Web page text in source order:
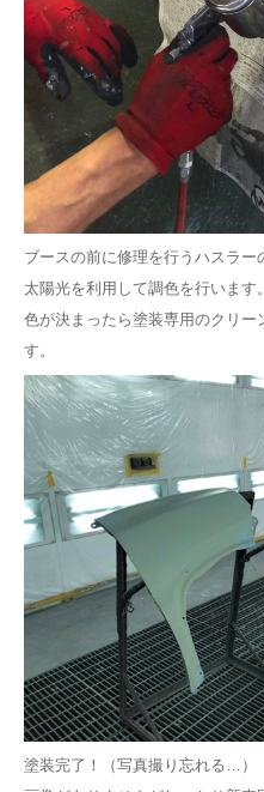
ブースの前に修理を行うハスラー
太陽光を利用して調色を行います。
色が決まったら塗装専用のクリー
す。
塗装完了！（写真撮り忘れる…）